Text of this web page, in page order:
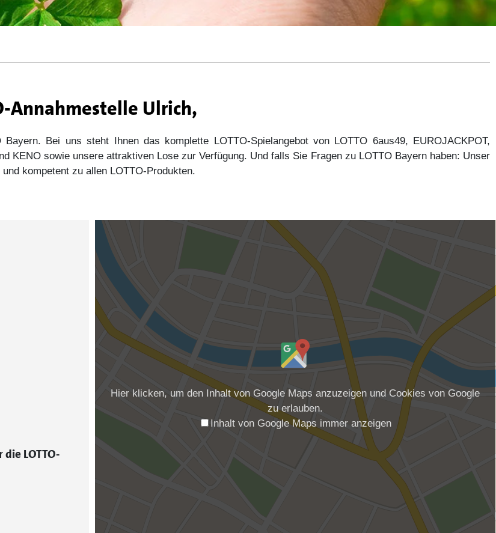
Annahmestelle Ulrich,
Bei uns steht Ihnen das komplette LOTTO-Spielangebot von LOTTO 6aus49, EUROJACKPOT,
KENO sowie unsere attraktiven Lose zur Verfügung. Und falls Sie Fragen zu LOTTO Bayern haben: Unser
kompetent zu allen LOTTO-Produkten.
die LOTTO-
Hier klicken, um den Inhalt von Google Maps anzuzeigen und Cookies von Google
zu erlauben.
Inhalt von Google Maps immer anzeigen